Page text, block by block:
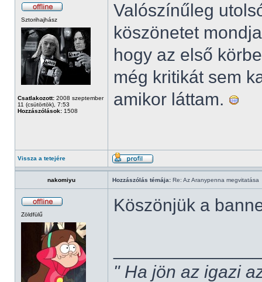
Sztorihajhász
Csatlakozott: 2008 szeptember
11 (csütörtök), 7:53
Hozzászólások: 1508
Valószínűleg
köszönetet
hogy az első
még kritikát sem
amikor láttam.
Vissza a tetejére
nakomiyu Hozzászólás témája: Re: Az Aranypenna megvitatása
Zöldfülű Köszönjük a
" Ha jön az igazi